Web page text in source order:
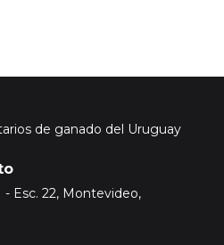
- Esc. 22, Montevideo,